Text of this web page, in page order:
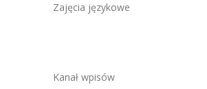
Zajęcia językowe
Kanał wpisów